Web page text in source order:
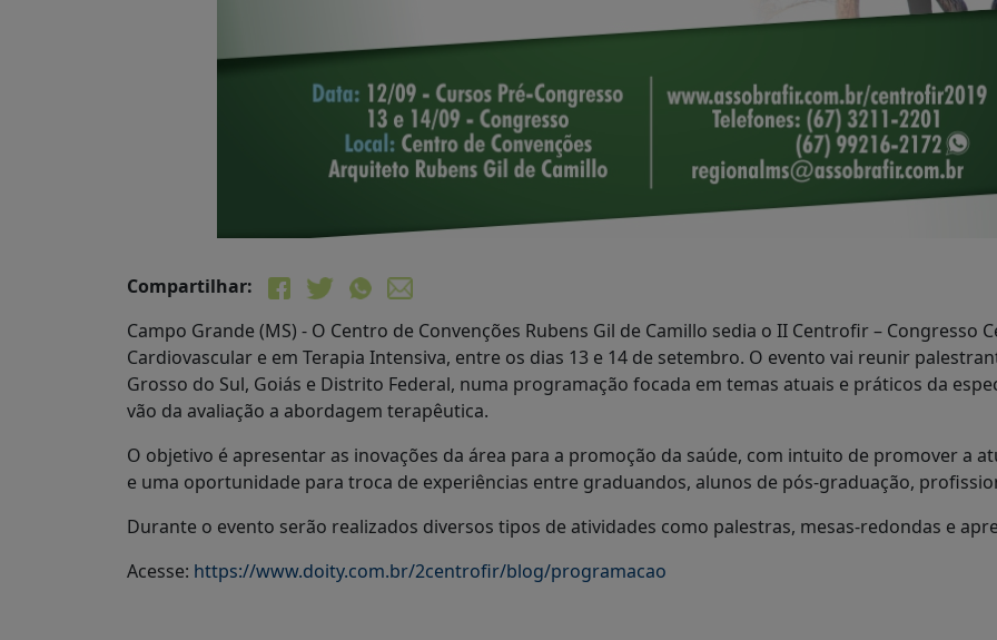
Compartilhar:
Campo Grande (MS) - O Centro de Convenções Rubens Gil de Camillo sedia o II Centrofir – Congresso
Cardiovascular e em Terapia Intensiva, entre os dias 13 e 14 de setembro. O evento vai reunir
Grosso do Sul, Goiás e Distrito Federal, numa programação focada em temas atuais e práticos da
vão da avaliação a abordagem terapêutica.
O objetivo é apresentar as inovações da área para a promoção da saúde, com intuito de promover a
e uma oportunidade para troca de experiências entre graduandos, alunos de pós-graduação,
Durante o evento serão realizados diversos tipos de atividades como palestras, mesas-redondas e
Acesse: https://www.doity.com.br/2centrofir/blog/programacao